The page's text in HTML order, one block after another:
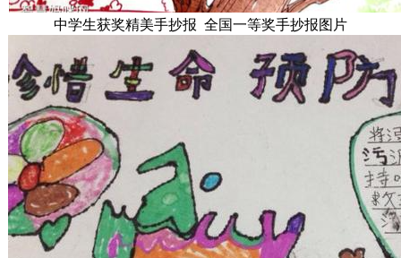
中学生获奖精美手抄报 全国一等奖手抄报图片